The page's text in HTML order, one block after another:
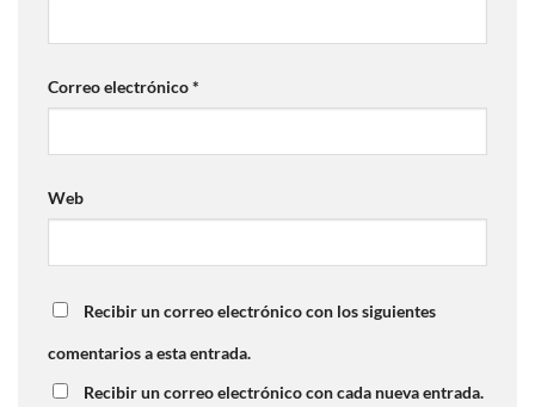
Correo electrónico*
Web
Recibir un correo electrónico con los siguientes
comentarios a esta entrada.
Recibir un correo electrónico con cada nueva entrada.